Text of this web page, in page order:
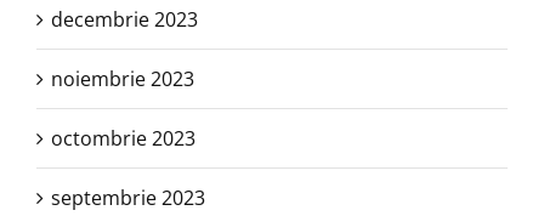
decembrie 2023
noiembrie 2023
octombrie 2023
septembrie 2023